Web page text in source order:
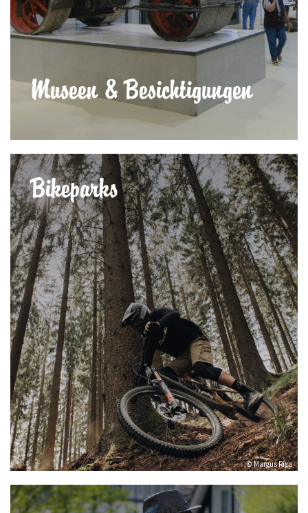
Museen & Besichtigungen
© Margus Riga
Bikeparks